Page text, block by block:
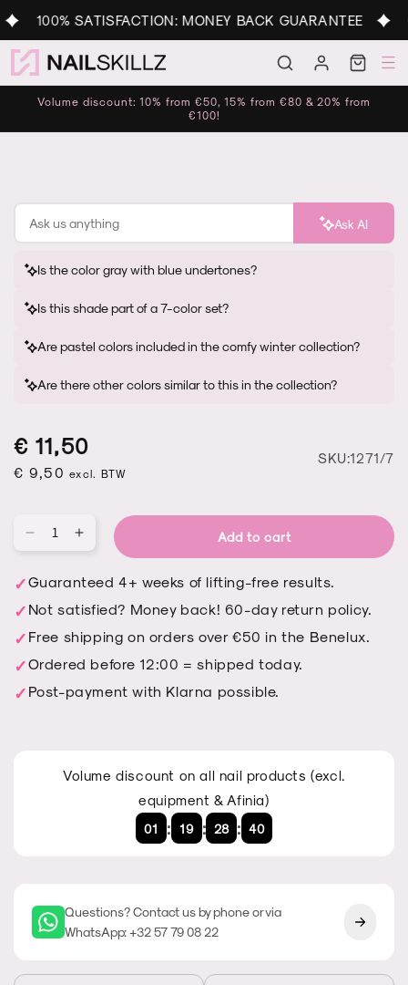
Skip to
content
100% SATISFACTION: MONEY BACK GUARANTEE
in
Cart
Volume discount: 10% from €50, 15% from €80 & 20% from
€100!
Regular
price
Regular
Sale
€ 11,50
€ 9,50excl. BTW
SKU:1271/7
Decrease
for
IN
PAJAMAS
Increase
quantity
for
IN
PAJAMAS
Add to cart
Guaranteed 4+ weeks of lifting-free results.
Not satisfied? Money back! 60-day return policy.
Free shipping on orders over €50 in the Benelux.
Ordered before 12:00 = shipped today.
Post-payment with Klarna possible.
Volume discount on all nail products (excl.
equipment & Afinia)
01 : 19 : 28 : 40
Questions? Contact us by phone or via
WhatsApp: +32 57 79 08 22
Ask AI
Is the color gray with blue undertones?
Is this shade part of a 7-color set?
Are pastel colors included in the comfy winter collection?
Are there other colors similar to this in the collection?